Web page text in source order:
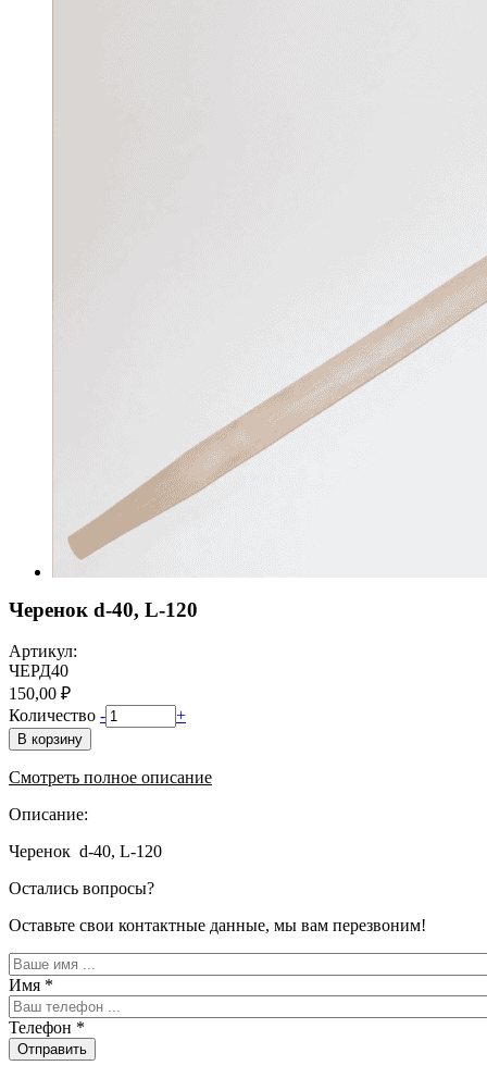
Черенок d-40, L-120
Артикул:
ЧЕРД40
150,00 ₽
Количество - +
В корзину
Смотреть полное описание
Описание:
Черенок d-40, L-120
Остались вопросы?
Оставьте свои контактные данные, мы вам перезвоним!
Имя *
Телефон *
Отправить